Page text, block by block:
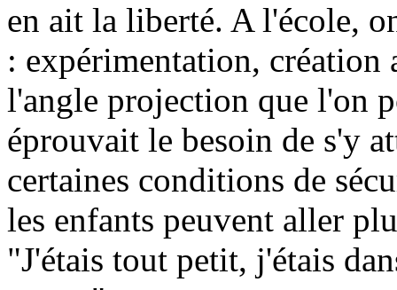
en ait la liberté. A l'école,
: expérimentation, création
l'angle projection que l'on
éprouvait le besoin de s'y
certaines conditions de
les enfants peuvent aller
"J'étais tout petit, j'étais